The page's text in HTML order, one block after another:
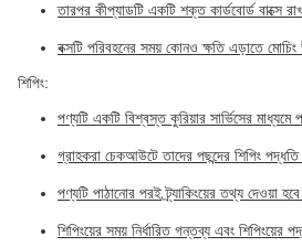
তারপর কীপ্যাডটি একটি শক্ত কার্ডবোর্ড বাক্সে
বক্সটি পরিবহনের সময় কোনও ক্ষতি এড়াতে
শিপিং:
পণ্যটি একটি বিশ্বস্ত কুরিয়ার সার্ভিসের মাধ্যমে
গ্রাহকরা চেকআউটে তাদের পছন্দের শিপিং পদ্ধতি
পণ্যটি পাঠানোর পরই ট্র্যাকিংয়ের তথ্য দেওয়া
শিপিংয়ের সময় নির্ধারিত গন্তব্য এবং শিপিংয়ের